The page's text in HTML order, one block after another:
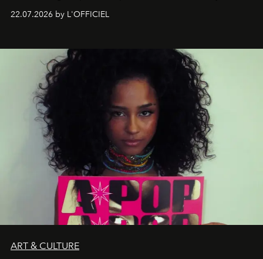
verandert in een bruisende ontmoetingsplek en de
neerstrijkt in Saint-Tropez. Dit zijn de nieuwe adressen
die deze zomer de toon zetten, van lange lunches tot
zwoele nachten.
22.07.2026 by L'OFFICIEL
ART & CULTURE